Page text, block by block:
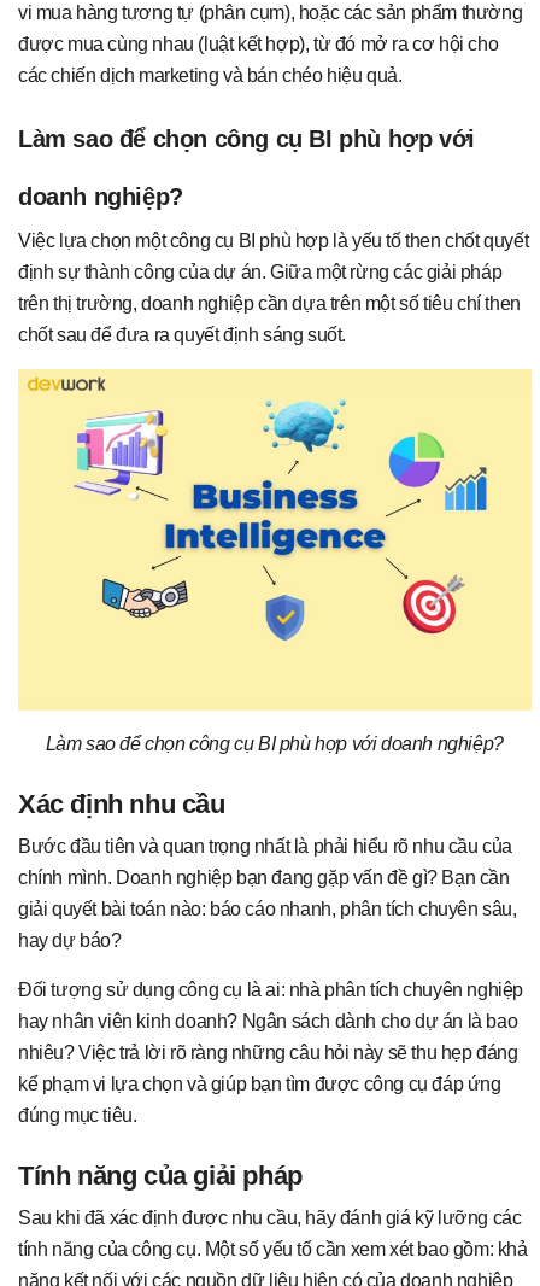
vi mua hàng tương tự (phân cụm), hoặc các sản phẩm thường
được mua cùng nhau (luật kết hợp), từ đó mở ra cơ hội cho
các chiến dịch marketing và bán chéo hiệu quả.
Làm sao để chọn công cụ BI phù hợp với
doanh nghiệp?
Việc lựa chọn một công cụ BI phù hợp là yếu tố then chốt quyết
định sự thành công của dự án. Giữa một rừng các giải pháp
trên thị trường, doanh nghiệp cần dựa trên một số tiêu chí then
chốt sau để đưa ra quyết định sáng suốt.
Làm sao để chọn công cụ BI phù hợp với doanh nghiệp?
Xác định nhu cầu
Bước đầu tiên và quan trọng nhất là phải hiểu rõ nhu cầu của
chính mình. Doanh nghiệp bạn đang gặp vấn đề gì? Bạn cần
giải quyết bài toán nào: báo cáo nhanh, phân tích chuyên sâu,
hay dự báo?
Đối tượng sử dụng công cụ là ai: nhà phân tích chuyên nghiệp
hay nhân viên kinh doanh? Ngân sách dành cho dự án là bao
nhiêu? Việc trả lời rõ ràng những câu hỏi này sẽ thu hẹp đáng
kể phạm vi lựa chọn và giúp bạn tìm được công cụ đáp ứng
đúng mục tiêu.
Tính năng của giải pháp
Sau khi đã xác định được nhu cầu, hãy đánh giá kỹ lưỡng các
tính năng của công cụ. Một số yếu tố cần xem xét bao gồm: khả
năng kết nối với các nguồn dữ liệu hiện có của doanh nghiệp